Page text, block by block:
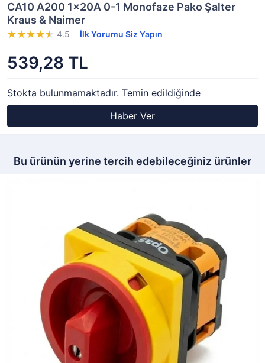
CA10 A200 1x20A 0-1 Monofaze Pako Şalter
Kraus & Naimer
4.5 İlk Yorumu Siz Yapın
539,28 TL
Stokta bulunmamaktadır. Temin edildiğinde
Haber Ver
Bu ürünün yerine tercih edebileceğiniz ürünler